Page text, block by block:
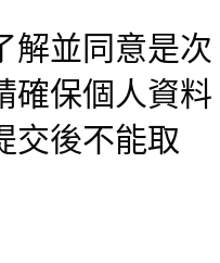
解並同意是次
確保個人資料
交後不能取